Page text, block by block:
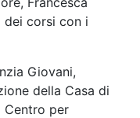
dei corsi con i
Giovani,
della Casa di
Centro per